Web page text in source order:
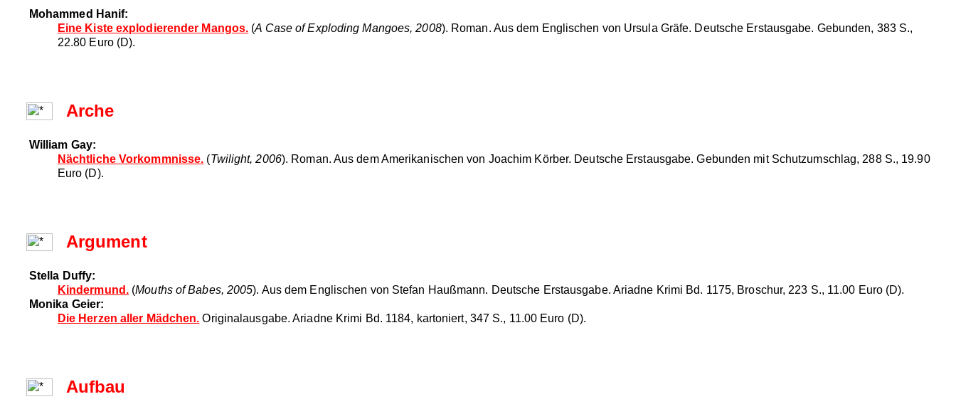
Mohammed Hanif:
Eine Kiste explodierender Mangos. (A Case of Exploding Mangoes, 2008). Roman. Aus dem Englischen von Ursula Gräfe. Deutsche Erstausgabe. Gebunden, 383 S.,
22.80 Euro (D).
Arche
William Gay:
Nächtliche Vorkommnisse. (Twilight, 2006). Roman. Aus dem Amerikanischen von Joachim Körber. Deutsche Erstausgabe. Gebunden mit Schutzumschlag, 288 S., 19.90
Euro (D).
Argument
Stella Duffy:
Kindermund. (Mouths of Babes, 2005). Aus dem Englischen von Stefan Haußmann. Deutsche Erstausgabe. Ariadne Krimi Bd. 1175, Broschur, 223 S., 11.00 Euro (D).
Monika Geier:
Die Herzen aller Mädchen. Originalausgabe. Ariadne Krimi Bd. 1184, kartoniert, 347 S., 11.00 Euro (D).
Aufbau